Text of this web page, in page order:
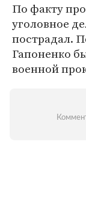
По факту
уголовное
пострадал.
Гапоненко
военной